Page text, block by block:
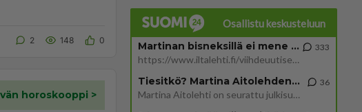
2 148 0
Osallistu keskusteluun
Martinan bisneksillä ei mene hyvin
https://www.iltalehti.fi/viihdeuutiset/a/c46da6ab-340f-4790-aaa7-0865eed2336 Yrityksen konkurssihakemus on tullut kärä
333
Tiesitkö? Martina Aitolehden isäpuoli on tämä suosittu laulaja
Martina Aitolehti on seurattu julkisuuden henkilö. Lähipiiriin mahtuu muitakin tunnettuja henkilöitä. Tiesitkö, että Ma
36